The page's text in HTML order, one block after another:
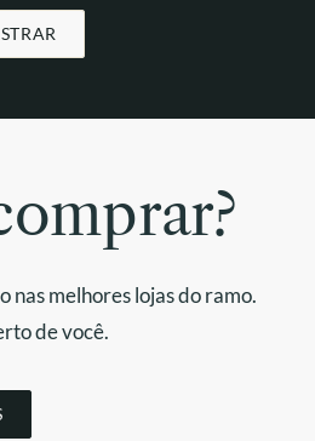
nas melhores lojas do ramo.
de você.